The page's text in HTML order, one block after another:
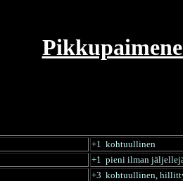
+1 kohtuullinen
+1 pieni ilman
+3 kohtuullinen,